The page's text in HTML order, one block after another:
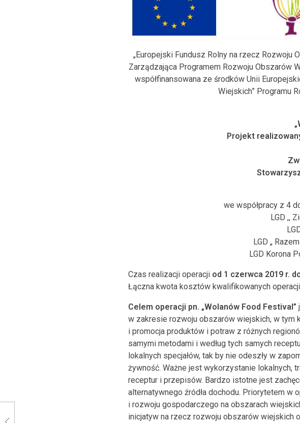
„Europejski Fundusz Rolny na rzecz Rozwoju
Zarządzająca Programem Rozwoju Obszarów
współfinansowana ze środków Unii
Wiejskich” Programu
Projekt
we współpracy z 4
LGD ,,
LGD „
LGD Korona
Czas realizacji operacji od 1 czerwca 2019 r.
Łączna kwota kosztów kwalifikowanych
Celem operacji pn. „Wolanów Food Festival”
w zakresie rozwoju obszarów wiejskich, w tym
i promocja produktów i potraw z różnych
samymi metodami i według tych samych
lokalnych specjałów, tak by nie odeszły w
żywność. Ważne jest wykorzystanie lokalnych,
receptur i przepisów. Bardzo istotne jest
alternatywnego źródła dochodu. Priorytetem w
i rozwoju gospodarczego na obszarach
inicjatyw na rzecz rozwoju obszarów wiejskich